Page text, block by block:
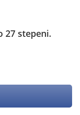
27 stepeni.